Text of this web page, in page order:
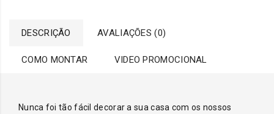
DESCRIÇÃO AVALIAÇÕES (0)
COMO MONTAR VIDEO PROMOCIONAL
Nunca foi tão fácil decorar a sua casa com os nossos